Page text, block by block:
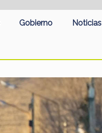
Gobierno Noticias